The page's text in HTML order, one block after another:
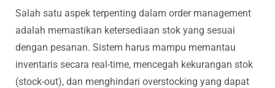
Salah satu aspek terpenting dalam order management
adalah memastikan ketersediaan stok yang sesuai
dengan pesanan. Sistem harus mampu memantau
inventaris secara real-time, mencegah kekurangan stok
(stock-out), dan menghindari overstocking yang dapat